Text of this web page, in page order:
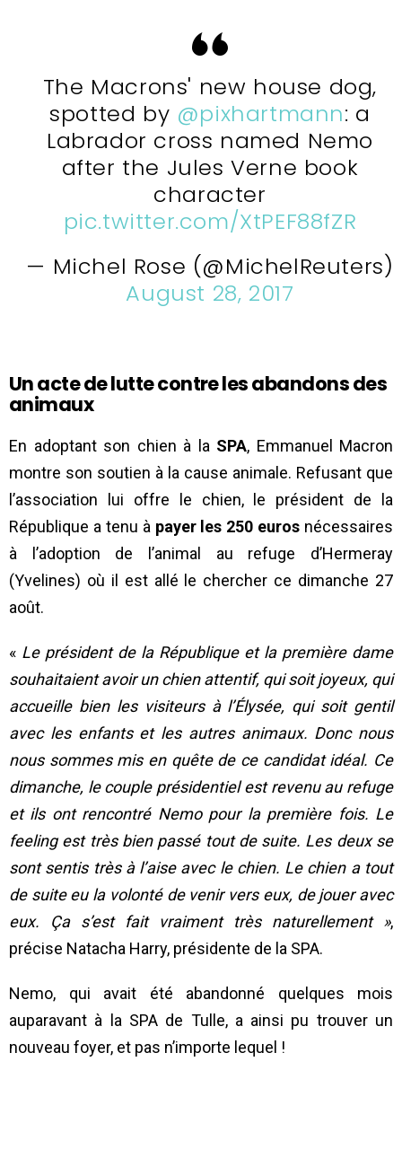
The Macrons' new house dog,
spotted by @pixhartmann: a
Labrador cross named Nemo
after the Jules Verne book
character
pic.twitter.com/XtPEF88fZR
— Michel Rose (@MichelReuters)
August 28, 2017
Un acte de lutte contre les abandons des
animaux
En adoptant son chien à la SPA, Emmanuel Macron
montre son soutien à la cause animale. Refusant que
l’association lui offre le chien, le président de la
République a tenu à payer les 250 euros nécessaires
à l’adoption de l’animal au refuge d’Hermeray
(Yvelines) où il est allé le chercher ce dimanche 27
août.
« Le président de la République et la première dame
souhaitaient avoir un chien attentif, qui soit joyeux, qui
accueille bien les visiteurs à l’Élysée, qui soit gentil
avec les enfants et les autres animaux. Donc nous
nous sommes mis en quête de ce candidat idéal. Ce
dimanche, le couple présidentiel est revenu au refuge
et ils ont rencontré Nemo pour la première fois. Le
feeling est très bien passé tout de suite. Les deux se
sont sentis très à l’aise avec le chien. Le chien a tout
de suite eu la volonté de venir vers eux, de jouer avec
eux. Ça s’est fait vraiment très naturellement »,
précise Natacha Harry, présidente de la SPA.
Nemo, qui avait été abandonné quelques mois
auparavant à la SPA de Tulle, a ainsi pu trouver un
nouveau foyer, et pas n’importe lequel !